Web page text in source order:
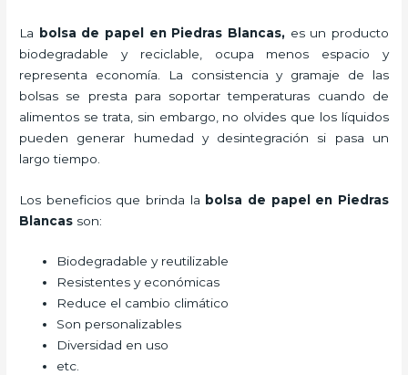
La bolsa de papel en Piedras Blancas, es un producto
biodegradable y reciclable, ocupa menos espacio y
representa economía. La consistencia y gramaje de las
bolsas se presta para soportar temperaturas cuando de
alimentos se trata, sin embargo, no olvides que los líquidos
pueden generar humedad y desintegración si pasa un
largo tiempo.
Los beneficios que brinda la bolsa de papel en Piedras
Blancas son:
Biodegradable y reutilizable
Resistentes y económicas
Reduce el cambio climático
Son personalizables
Diversidad en uso
etc.